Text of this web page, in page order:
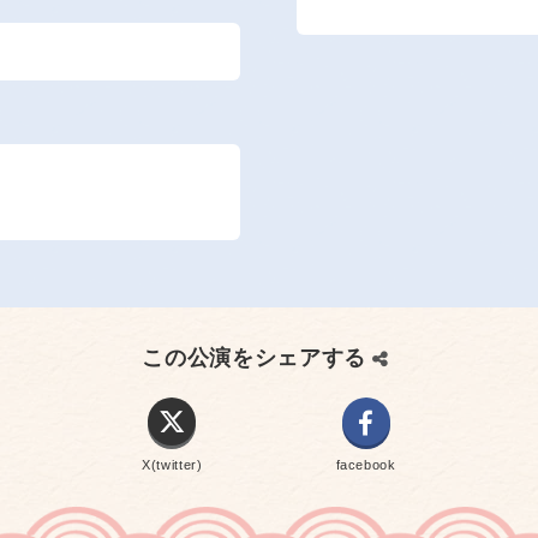
この公演をシェアする
X(twitter) facebook